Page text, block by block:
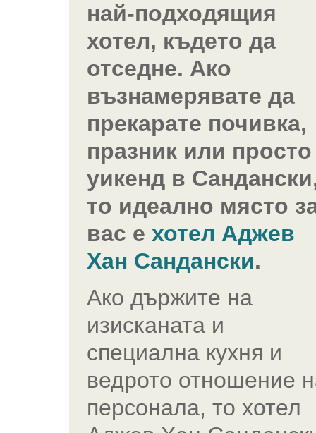
най-подходящия
хотел, където да
отседне. Ако
възнамерявате да
прекарате почивка,
празник или просто
уикенд в
то идеално място
вас е хотел Аджев
Хан Сандански.
Ако държите на
изисканата и
специална кухня и
ведрото отношение
персонала, то хотел